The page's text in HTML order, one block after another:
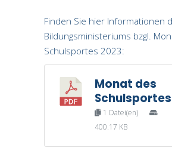
Finden Sie hier Informationen
Bildungsministeriums bzgl.
Schulsportes 2023:
Monat des
Schulsportes
1 Datei(en)
400.17 KB